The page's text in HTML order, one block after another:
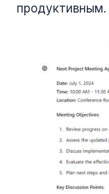
продуктивным.